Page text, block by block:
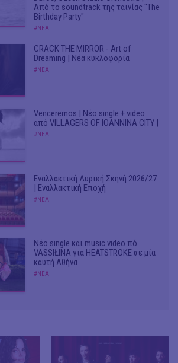
Από το soundtrack της ταινίας "The
Birthday Party"
#ΝΕΑ
CRACK THE MIRROR - Art of
Dreaming | Νέα κυκλοφορία
#ΝΕΑ
Venceremos | Νέο single + video
από VILLAGERS OF IOANNINA CITY |
#ΝΕΑ
Εναλλακτική Λυρική Σκηνή 2026/27
| Εναλλακτική Εποχή
#ΝΕΑ
Νέο single και music video πό
VASSIŁINA για HEATSTROKE σε μία
καυτή Αθήνα
#ΝΕΑ